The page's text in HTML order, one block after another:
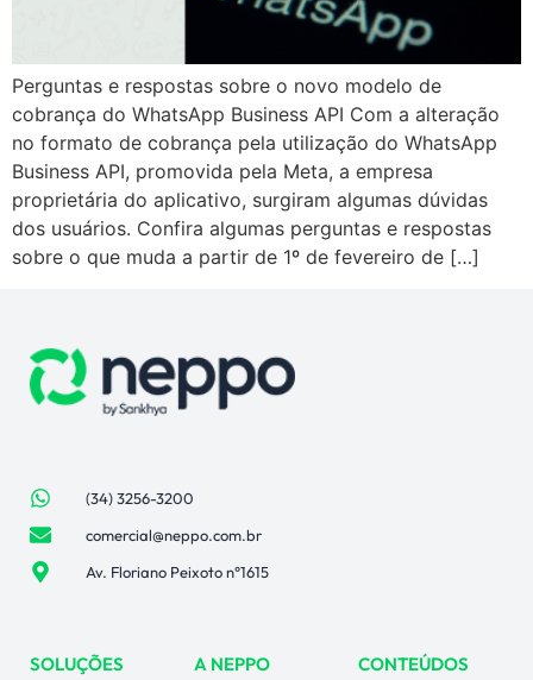
Perguntas e respostas sobre o novo modelo de
cobrança do WhatsApp Business API Com a alteração
no formato de cobrança pela utilização do WhatsApp
Business API, promovida pela Meta, a empresa
proprietária do aplicativo, surgiram algumas dúvidas
dos usuários. Confira algumas perguntas e respostas
sobre o que muda a partir de 1º de fevereiro de […]
(34) 3256-3200
comercial@neppo.com.br
Av. Floriano Peixoto n°1615
SOLUÇÕES A NEPPO CONTEÚDOS